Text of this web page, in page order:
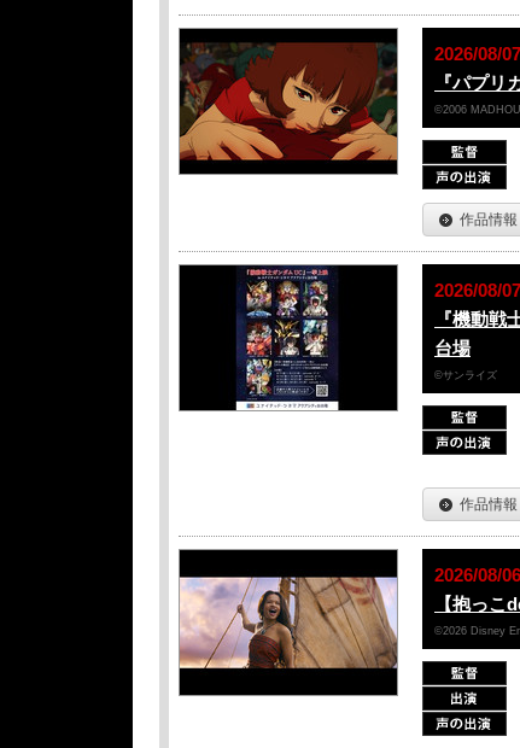
2026/08/
『パプリ
©2006
作品情
2026/08/
『機動
台場
©サンライズ
作品情
2026/08/
【抱っこ
©2026 Disney